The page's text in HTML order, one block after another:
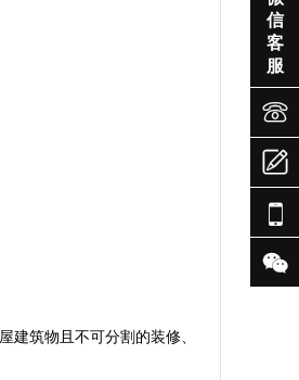
筑物且不可分割的装修、
信
客
服



